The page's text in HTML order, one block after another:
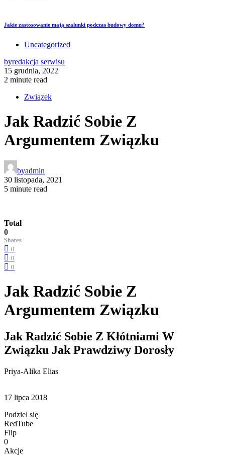
Jakie zastosowanie mają szalunki podczas budowy domu?
Uncategorized
byredakcja serwisu
15 grudnia, 2022
2 minute read
Związek
Jak Radzić Sobie Z
Argumentem Związku
byadmin
30 listopada, 2021
5 minute read
Total
0
Shares
0
0
0
Jak Radzić Sobie Z
Argumentem Związku
Jak Radzić Sobie Z Kłótniami W
Związku Jak Prawdziwy Dorosły
Priya-Alika Elias
17 lipca 2018
Podziel się
RedTube
Flip
0
Akcje